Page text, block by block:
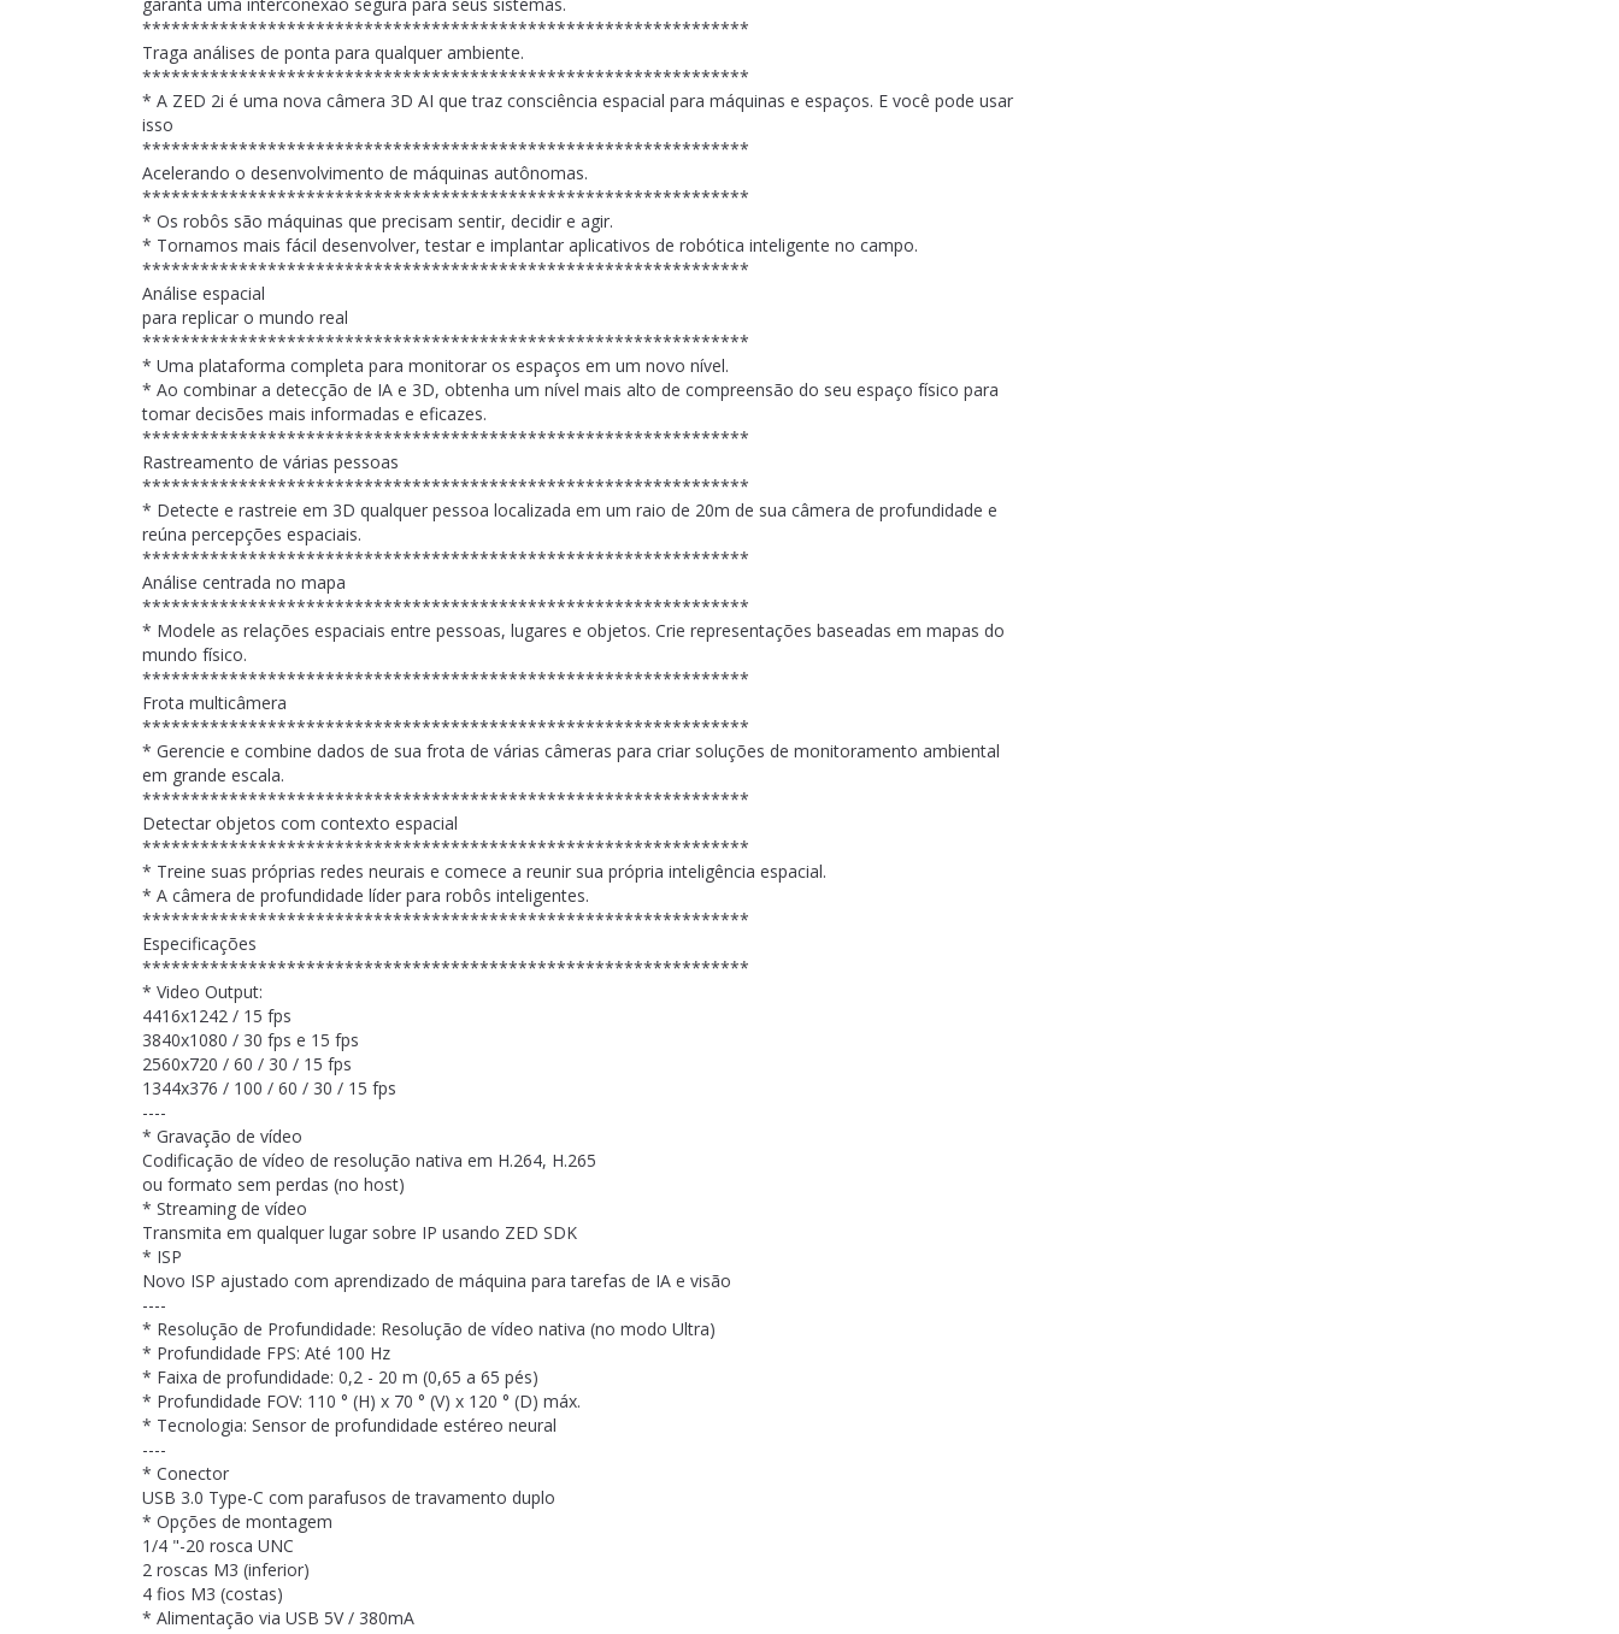
***************************************************************
Traga análises de ponta para qualquer ambiente.
***************************************************************
* A ZED 2i é uma nova câmera 3D AI que traz consciência espacial para máquinas e espaços. E você pode usar
isso
***************************************************************
Acelerando o desenvolvimento de máquinas autônomas.
***************************************************************
* Os robôs são máquinas que precisam sentir, decidir e agir.
* Tornamos mais fácil desenvolver, testar e implantar aplicativos de robótica inteligente no campo.
***************************************************************
Análise espacial
para replicar o mundo real
***************************************************************
* Uma plataforma completa para monitorar os espaços em um novo nível.
* Ao combinar a detecção de IA e 3D, obtenha um nível mais alto de compreensão do seu espaço físico para
tomar decisões mais informadas e eficazes.
***************************************************************
Rastreamento de várias pessoas
***************************************************************
* Detecte e rastreie em 3D qualquer pessoa localizada em um raio de 20m de sua câmera de profundidade e
reúna percepções espaciais.
***************************************************************
Análise centrada no mapa
***************************************************************
* Modele as relações espaciais entre pessoas, lugares e objetos. Crie representações baseadas em mapas do
mundo físico.
***************************************************************
Frota multicâmera
***************************************************************
* Gerencie e combine dados de sua frota de várias câmeras para criar soluções de monitoramento ambiental
em grande escala.
***************************************************************
Detectar objetos com contexto espacial
***************************************************************
* Treine suas próprias redes neurais e comece a reunir sua própria inteligência espacial.
* A câmera de profundidade líder para robôs inteligentes.
***************************************************************
Especificações
***************************************************************
* Video Output:
4416x1242 / 15 fps
3840x1080 / 30 fps e 15 fps
2560x720 / 60 / 30 / 15 fps
1344x376 / 100 / 60 / 30 / 15 fps
----
* Gravação de vídeo
Codificação de vídeo de resolução nativa em H.264, H.265
ou formato sem perdas (no host)
* Streaming de vídeo
Transmita em qualquer lugar sobre IP usando ZED SDK
* ISP
Novo ISP ajustado com aprendizado de máquina para tarefas de IA e visão
----
* Resolução de Profundidade: Resolução de vídeo nativa (no modo Ultra)
* Profundidade FPS: Até 100 Hz
* Faixa de profundidade: 0,2 - 20 m (0,65 a 65 pés)
* Profundidade FOV: 110 ° (H) x 70 ° (V) x 120 ° (D) máx.
* Tecnologia: Sensor de profundidade estéreo neural
----
* Conector
USB 3.0 Type-C com parafusos de travamento duplo
* Opções de montagem
1/4 "-20 rosca UNC
2 roscas M3 (inferior)
4 fios M3 (costas)
* Alimentação via USB 5V / 380mA